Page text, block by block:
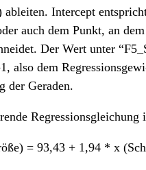
ableiten. Intercept
auch dem Punkt, an
Der Wert unter
also dem
der Geraden.
Regressionsgleichung
= 93,43 + 1,94 * x